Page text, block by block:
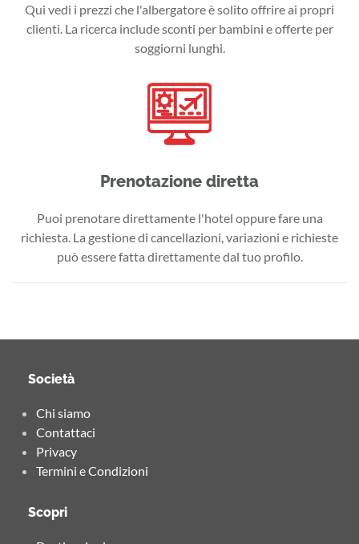
Qui vedi i prezzi che l'albergatore è solito offrire ai propri
clienti. La ricerca include sconti per bambini e offerte per
soggiorni lunghi.
Prenotazione diretta
Puoi prenotare direttamente l'hotel oppure fare una
richiesta. La gestione di cancellazioni, variazioni e richieste
può essere fatta direttamente dal tuo profilo.
Società
Chi siamo
Contattaci
Privacy
Termini e Condizioni
Scopri